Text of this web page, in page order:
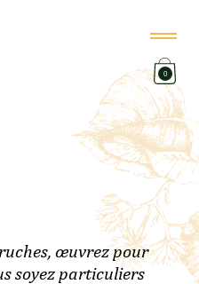
0
œuvrez pour
soyez particuliers